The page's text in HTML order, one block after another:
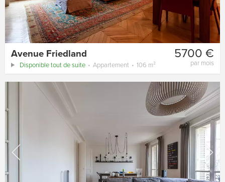
5700 €
par mois
Avenue Friedland
Disponible tout de suite Appartement 106 m²